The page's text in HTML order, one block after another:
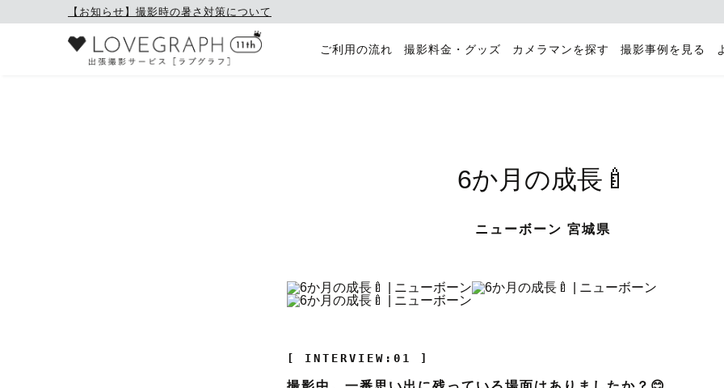
【お知らせ】撮影時の暑さ対策について
ご利用の流れ 撮影料金・グッズ カメラマンを探す 撮影事例を見る
6か月の成長🍼
ニューボーン 宮城県
[ INTERVIEW:01 ]